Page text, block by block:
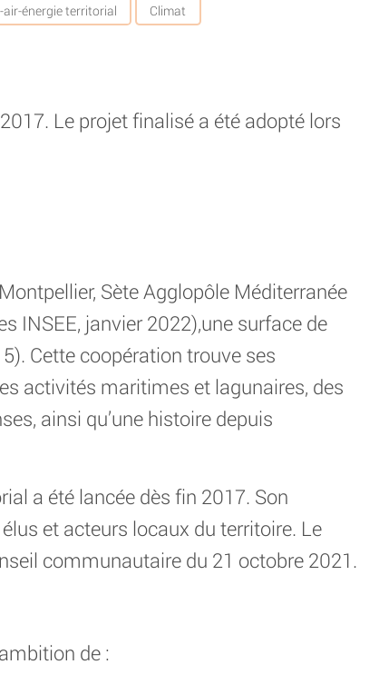
air-énergie territorial Climat
Le projet finalisé a été adopté lors
Sète Agglopôle Méditerranée
INSEE, janvier 2022),une surface de
Cette coopération trouve ses
activités maritimes et lagunaires, des
ainsi qu’une histoire depuis
a été lancée dès fin 2017. Son
et acteurs locaux du territoire. Le
communautaire du 21 octobre 2021.
de :